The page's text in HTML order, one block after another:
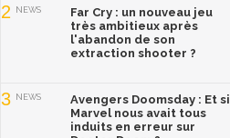
2 NEWS
Far Cry : un nouveau jeu
très ambitieux après
l'abandon de son
extraction shooter ?
3 NEWS
Avengers Doomsday : Et si
Marvel nous avait tous
induits en erreur sur